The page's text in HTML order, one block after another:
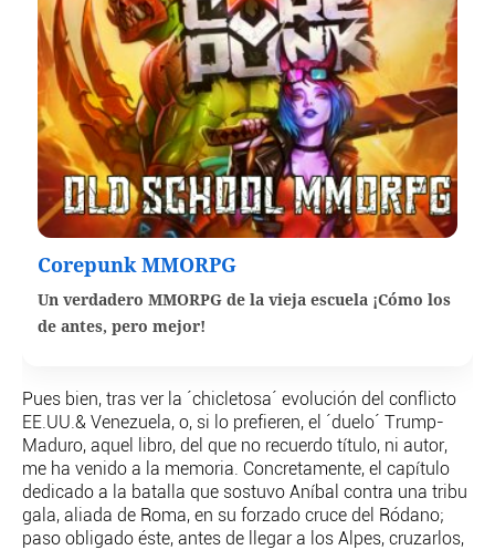
MEDIOS
MÁS SERVICIOS
EDICIONES
AMÉRICA
ESPAÑA
Corepunk MMORPG
Un verdadero MMORPG de la vieja escuela ¡Cómo los
de antes, pero mejor!
Pues bien, tras ver la ´chicletosa´ evolución del conflicto
EE.UU.& Venezuela, o, si lo prefieren, el ´duelo´ Trump-
Maduro, aquel libro, del que no recuerdo título, ni autor,
me ha venido a la memoria. Concretamente, el capítulo
dedicado a la batalla que sostuvo Aníbal contra una tribu
gala, aliada de Roma, en su forzado cruce del Ródano;
paso obligado éste, antes de llegar a los Alpes, cruzarlos,